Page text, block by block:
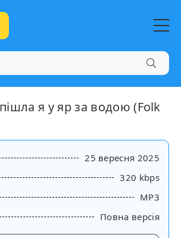
я у яр за водою (Folk
25 вересня 2025
320 kbps
MP3
Повна версія